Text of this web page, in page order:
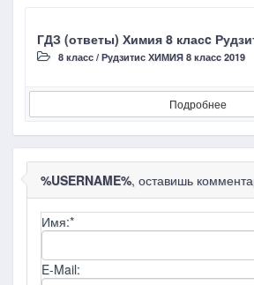
ГДЗ (ответы) Химия 8 класc
8 класс / Рудзитис ХИМИЯ 8 класc 2019
Подробнее
%USERNAME%, оставишь
Имя:*
E-Mail: